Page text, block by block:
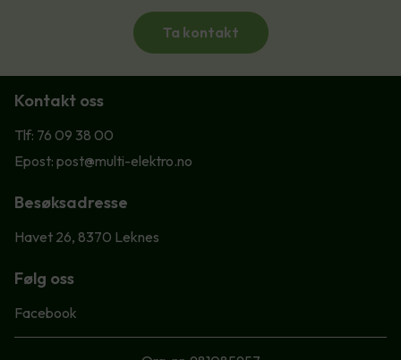
Ta kontakt
Kontakt oss
Tlf: 76 09 38 00
Epost: post@multi-elektro.no
Besøksadresse
Havet 26, 8370 Leknes
Følg oss
Facebook